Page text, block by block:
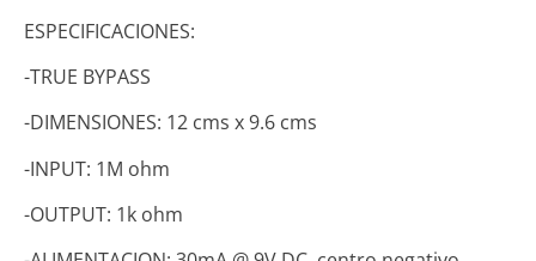
ESPECIFICACIONES:
-TRUE BYPASS
-DIMENSIONES: 12 cms x 9.6 cms
-INPUT: 1M ohm
-OUTPUT: 1k ohm